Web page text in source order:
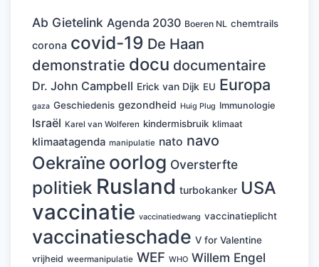
Ab Gietelink Agenda 2030 Boeren NL chemtrails
corona covid-19 De Haan
demonstratie docu documentaire
Dr. John Campbell Erick van Dijk EU Europa
gaza Geschiedenis gezondheid Huig Plug Immunologie
Israël Karel van Wolferen kindermisbruik klimaat
klimaatagenda manipulatie nato navo
Oekraïne oorlog Oversterfte
politiek Rusland turbokanker USA
vaccinatie vaccinatiedwang vaccinatieplicht
vaccinatieschade V for Valentine
vrijheid weermanipulatie WEF WHO Willem Engel